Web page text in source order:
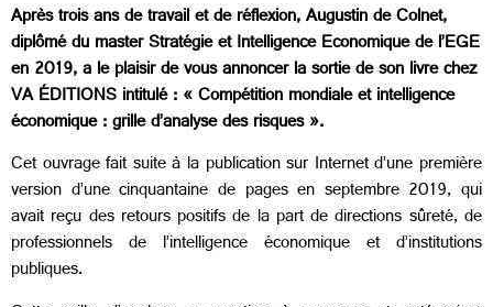
Après trois ans de travail et de réflexion, Augustin de Colnet,
diplômé du master Stratégie et Intelligence Economique de l’EGE
en 2019, a le plaisir de vous annoncer la sortie de son livre chez
VA ÉDITIONS intitulé : « Compétition mondiale et intelligence
économique : grille d’analyse des risques ».
Cet ouvrage fait suite à la publication sur Internet d’une première
version d’une cinquantaine de pages en septembre 2019, qui
avait reçu des retours positifs de la part de directions sûreté, de
professionnels de l’intelligence économique et d’institutions
publiques.